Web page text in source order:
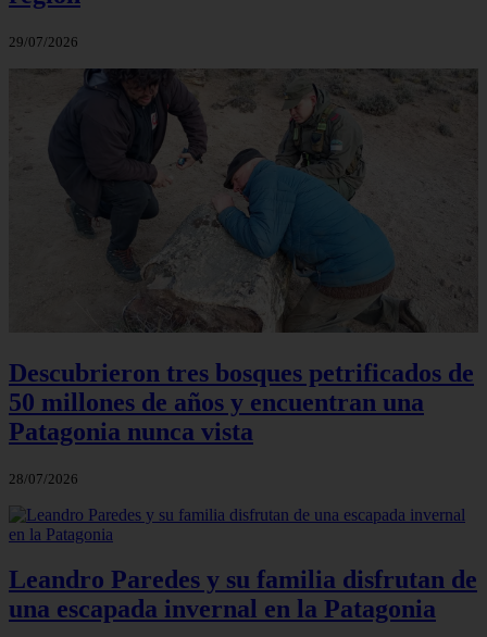
29/07/2026
Descubrieron tres bosques petrificados de
50 millones de años y encuentran una
Patagonia nunca vista
28/07/2026
Leandro Paredes y su familia disfrutan de
una escapada invernal en la Patagonia